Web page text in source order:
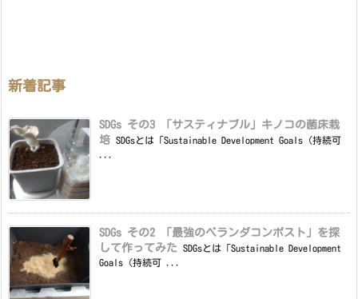
新着記事
SDGs その3 「サスティナブル」キノコの菌床栽
培 SDGsとは「Sustainable Development Goals（持続可
SDGs その2 「最強のベランダコンポスト」を探
して作ってみた
SDGsとは「Sustainable Development
Goals（持続可 ...